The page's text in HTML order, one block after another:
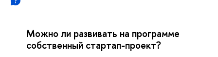
Можно ли развивать на программе
собственный стартап-проект?